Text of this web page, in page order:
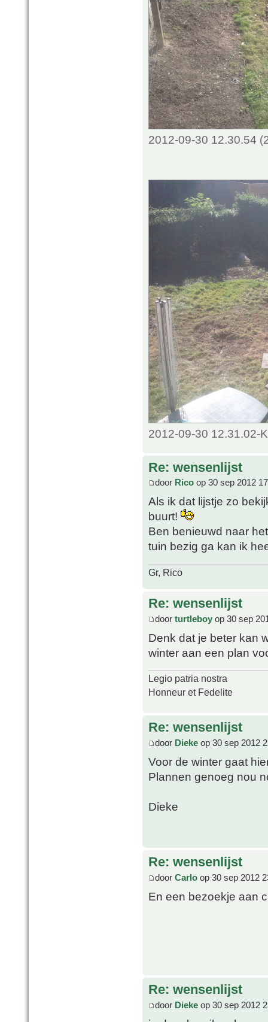
2012-09-30 12.30.54
2012-09-30 12.31.02-
Re: wensenlijst
door Rico op 30 sep 2012
Als ik dat lijstje zo
buurt!
Ben benieuwd naar
tuin bezig ga kan ik
Gr, Rico
Re: wensenlijst
door turtleboy op 30 sep
Denk dat je beter kan
winter aan een plan
Legio patria nostra
Honneur et Fedelite
Re: wensenlijst
door Dieke op 30 sep 2012
Voor de winter gaat
Plannen genoeg nou
Dieke
Re: wensenlijst
door Carlo op 30 sep 2012
En een bezoekje aan
Re: wensenlijst
door Dieke op 30 sep 2012